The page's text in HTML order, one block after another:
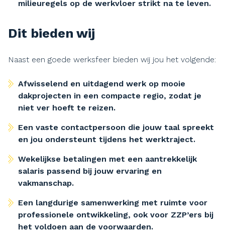
milieuregels op de werkvloer strikt na te leven.
Dit bieden wij
Naast een goede werksfeer bieden wij jou het volgende:
Afwisselend en uitdagend werk op mooie
dakprojecten in een compacte regio, zodat je
niet ver hoeft te reizen.
Een vaste contactpersoon die jouw taal spreekt
en jou ondersteunt tijdens het werktraject.
Wekelijkse betalingen met een aantrekkelijk
salaris passend bij jouw ervaring en
vakmanschap.
Een langdurige samenwerking met ruimte voor
professionele ontwikkeling, ook voor ZZP’ers bij
het voldoen aan de voorwaarden.